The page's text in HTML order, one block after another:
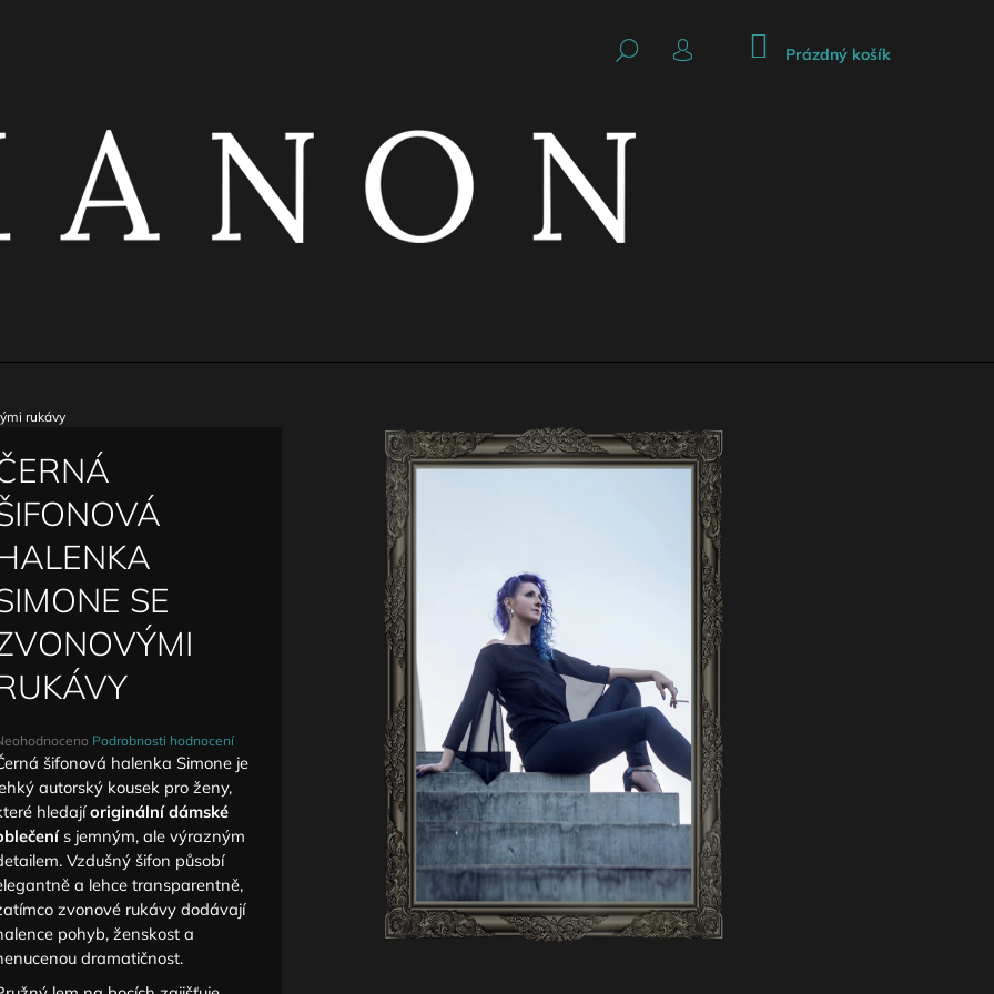
HLEDAT
PŘIHLÁŠENÍ
NÁKUPNÍ
KOŠÍK
Prázdný košík
rukávy
SE
Podrobnosti hodnocení
šifonová halenka Simone je
autorský kousek pro ženy,
hledajíoriginální dámské
s jemným, ale výrazným
Vzdušný šifon působí
a lehce transparentně,
zvonové rukávy dodávají
pohyb, ženskost a
dramatičnost.
CO POTŘEBUJETE NAJÍT?
HLEDAT
ŘASENÝ TOP S KOVOVÝMI
ANTIQUE
590 Kč
ČERNÁ ELASTICKÁ SUKNĚ SE
ZVÝŠENÝM PASEM PET
1 690 Kč